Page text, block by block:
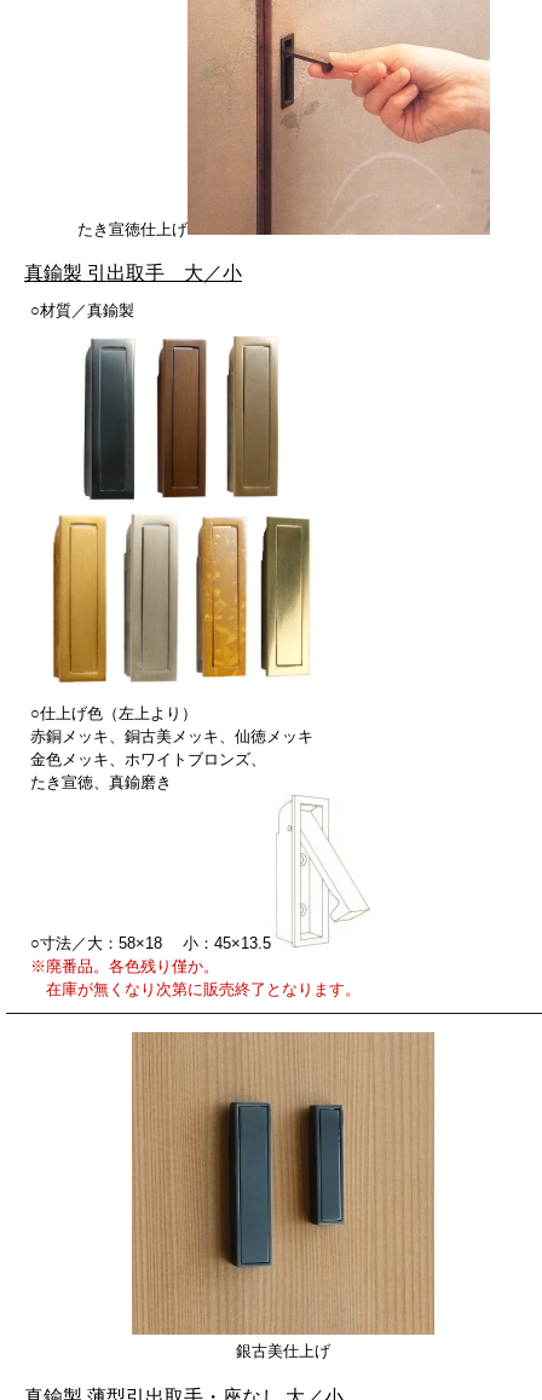
たき宣徳仕上げ
真鍮製 引出取手 大／小
○材質／真鍮製
○仕上げ色（左上より）
赤銅メッキ、銅古美メッキ、仙徳メッキ
金色メッキ、ホワイトブロンズ、
たき宣徳、真鍮磨き
○寸法／大：58×18 小：45×13.5
※廃番品。各色残り僅か。
在庫が無くなり次第に販売終了となります。
銀古美仕上げ